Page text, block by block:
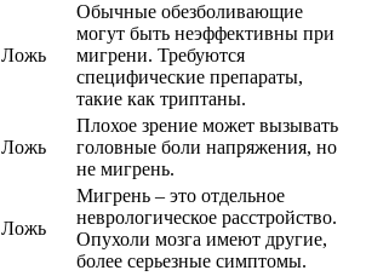
Ложь
Обычные обезболивающие
могут быть неэффективны при
мигрени. Требуются
специфические препараты,
такие как триптаны.
Ложь
Плохое зрение может вызывать
головные боли напряжения, но
не мигрень.
Ложь
Мигрень – это отдельное
неврологическое расстройство.
Опухоли мозга имеют другие,
более серьезные симптомы.